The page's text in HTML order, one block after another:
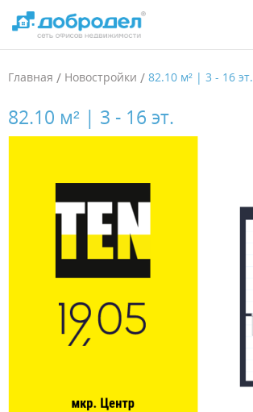
Главная / Новостройки / 82.10 м² | 3 - 16 эт.
82.10 м² | 3 - 16 эт.